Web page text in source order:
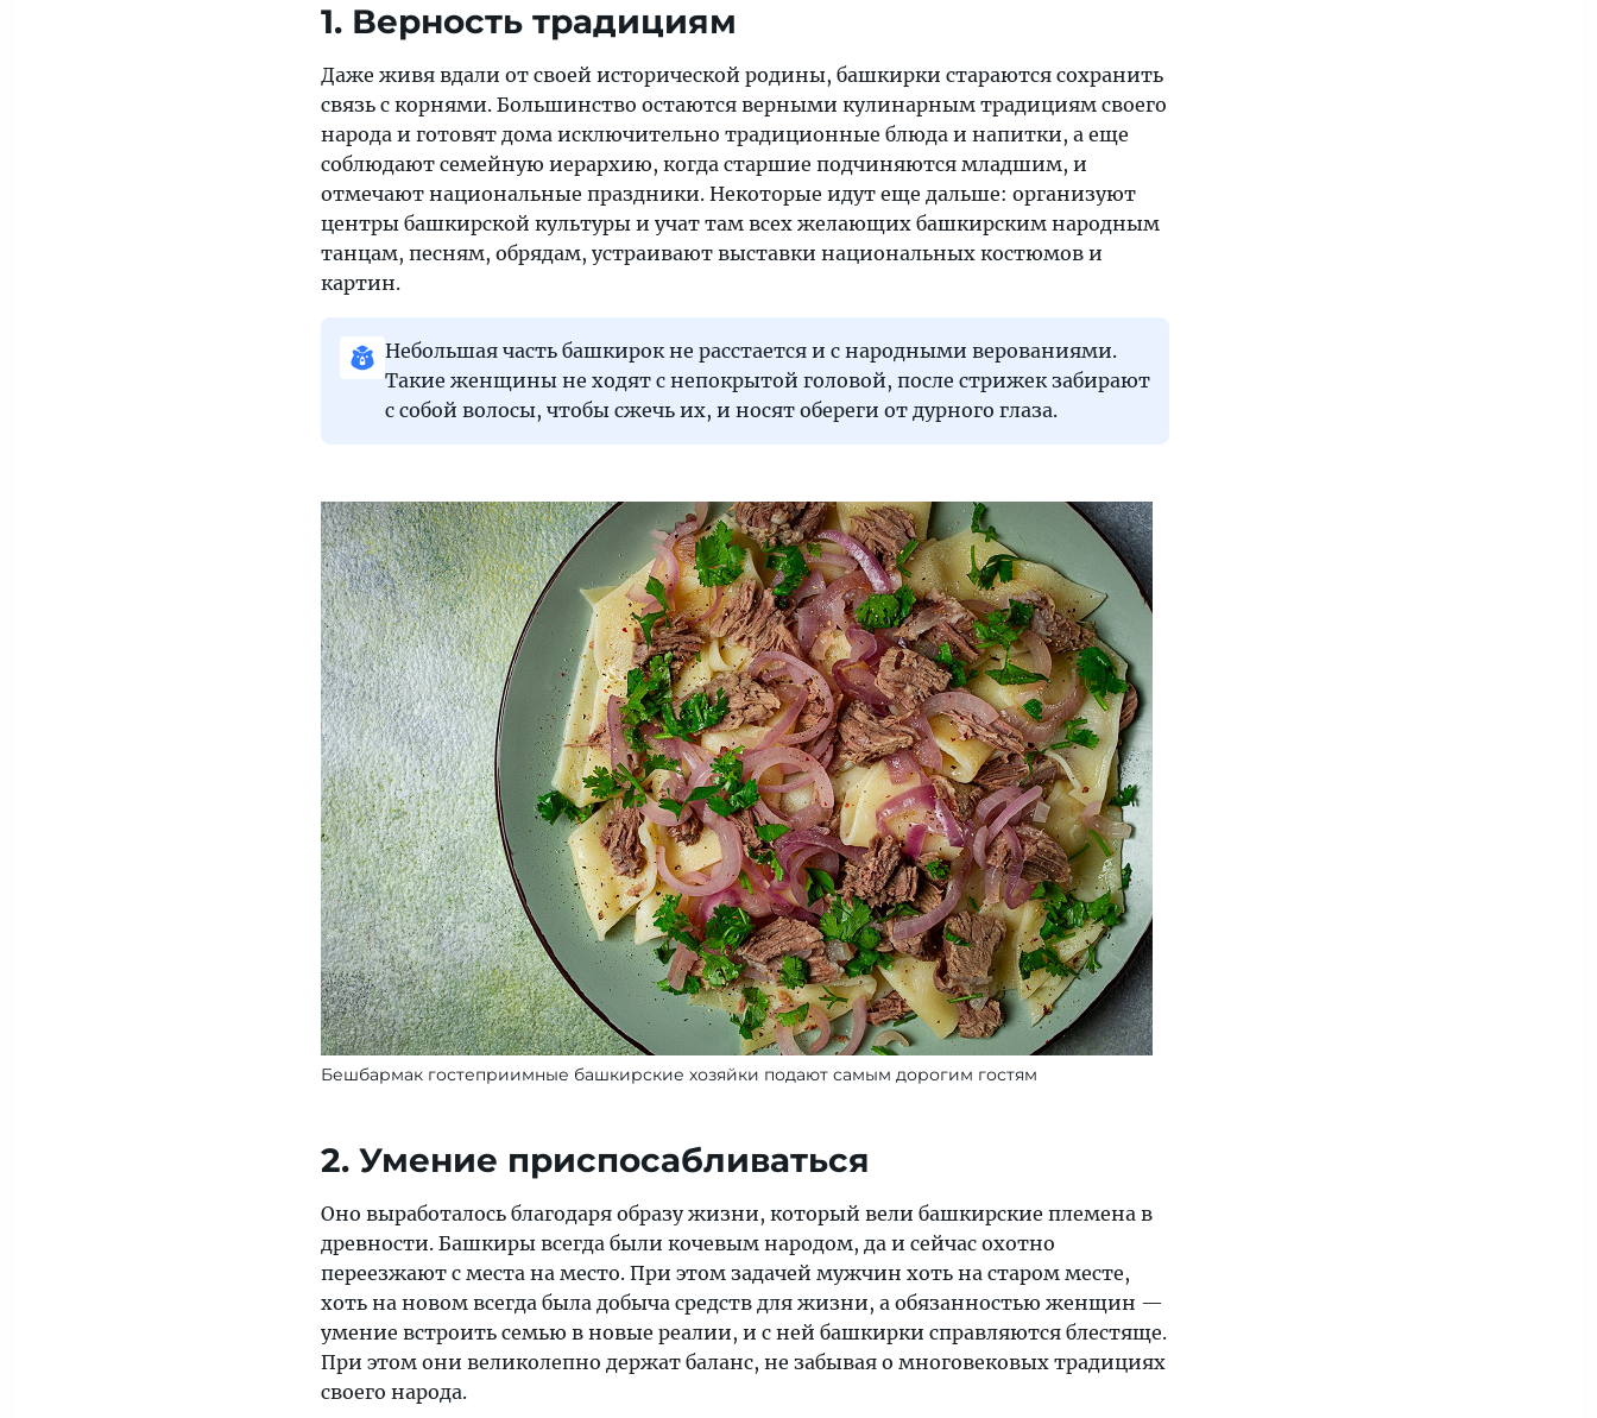
но
этом
сохраняют
самобытность.
«Тонкости»
решили
разобраться,
какие
качества
башкирок
практически
1. Верность традициям
Даже живя вдали от своей исторической родины, башкирки стараются сохранить
связь с корнями. Большинство остаются верными кулинарным традициям своего
народа и готовят дома исключительно традиционные блюда и напитки, а еще
соблюдают семейную иерархию, когда старшие подчиняются младшим, и
отмечают национальные праздники. Некоторые идут еще дальше: организуют
центры башкирской культуры и учат там всех желающих башкирским народным
танцам, песням, обрядам, устраивают выставки национальных костюмов и
картин.
Небольшая часть башкирок не расстается и с народными верованиями.
Такие женщины не ходят с непокрытой головой, после стрижек забирают
с собой волосы, чтобы сжечь их, и носят обереги от дурного глаза.
Бешбармак гостеприимные башкирские хозяйки подают самым дорогим гостям
2. Умение приспосабливаться
Оно выработалось благодаря образу жизни, который вели башкирские племена в
древности. Башкиры всегда были кочевым народом, да и сейчас охотно
переезжают с места на место. При этом задачей мужчин хоть на старом месте,
хоть на новом всегда была добыча средств для жизни, а обязанностью женщин —
умение встроить семью в новые реалии, и с ней башкирки справляются блестяще.
При этом они великолепно держат баланс, не забывая о многовековых традициях
своего народа.